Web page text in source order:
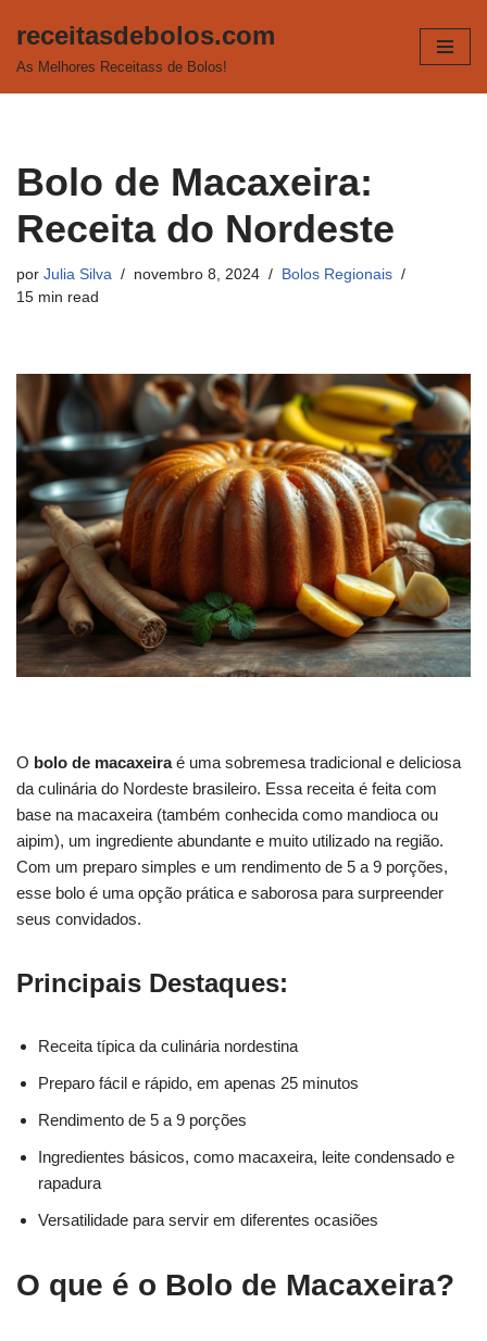
Pular
receitasdebolos.com
As Melhores Receitass de Bolos!
Bolo de Macaxeira:
Receita do Nordeste
por Julia Silva novembro 8, 2024
Bolos Regionais
15 min read
O bolo de macaxeiraé uma sobremesa tradicional e deliciosa
da culinária do Nordeste brasileiro. Essa receita é feita com
base na macaxeira (também conhecida como mandioca ou
aipim), um ingrediente abundante e muito utilizado na região.
Com um preparo simples e um rendimento de 5 a 9 porções,
esse bolo é uma opção prática e saborosa para surpreender
seus convidados.
Principais Destaques:
Receita típica da culinária nordestina
Preparo fácil e rápido, em apenas 25 minutos
Rendimento de 5 a 9 porções
Ingredientes básicos, como macaxeira, leite condensado e
rapadura
Versatilidade para servir em diferentes ocasiões
O que é o Bolo de Macaxeira?